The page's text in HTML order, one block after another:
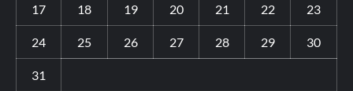
17 18 19 20 21 22 23
24 25 26 27 28 29 30
31